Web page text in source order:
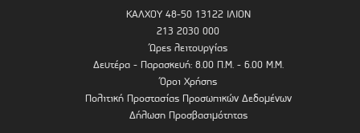
ΚΑΛΧΟΥ 48-50 13122 ΙΛΙΟΝ
213 2030 000
Ώρες λειτουργίας
Δευτέρα - Παρασκευή: 8.00 Π.Μ. - 6.00 Μ.Μ.
Όροι Χρήσης
Πολιτική Προστασίας Προσωπικών Δεδομένων
Δήλωση Προσβασιμότητας